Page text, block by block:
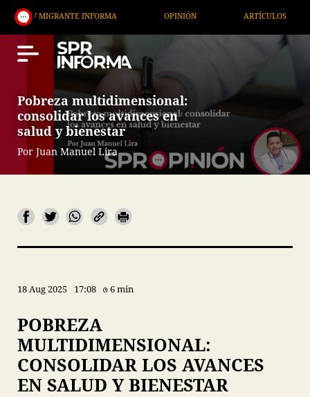
INFORMA OPINIÓN ARTÍCULOS ARTE /
Pobreza multidimensional:
consolidar los avances en
salud y bienestar
Por Juan Manuel Lira
18 Aug 2025 17:08 6 min
POBREZA
MULTIDIMENSIONAL:
CONSOLIDAR LOS AVANCES
EN SALUD Y BIENESTAR